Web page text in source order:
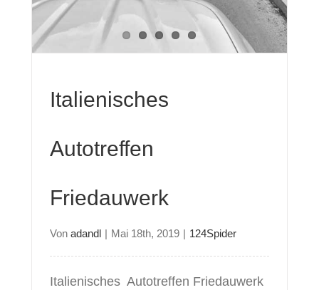
Italienisches
Autotreffen
Friedauwerk
Von adandl | Mai 18th, 2019 | 124Spider
Italienisches Autotreffen Friedauwerk